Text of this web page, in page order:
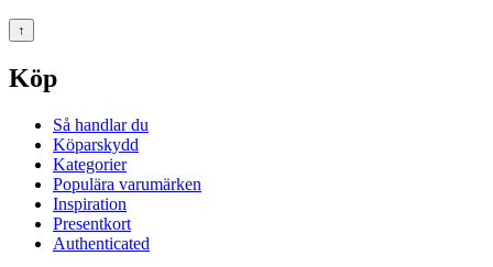
↑
Köp
Så handlar du
Köparskydd
Kategorier
Populära varumärken
Inspiration
Presentkort
Authenticated